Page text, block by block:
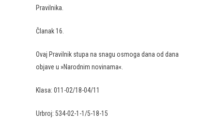
Pravilnika.
Članak 16.
Ovaj Pravilnik stupa na snagu osmoga dana od dana
objave u »Narodnim novinama«.
Klasa: 011-02/18-04/11
Urbroj: 534-02-1-1/5-18-15